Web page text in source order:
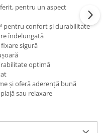
pentru un aspect
pentru confort și durabilitate
îndelungată
sigură
optimă
și oferă aderență bună
sau relaxare